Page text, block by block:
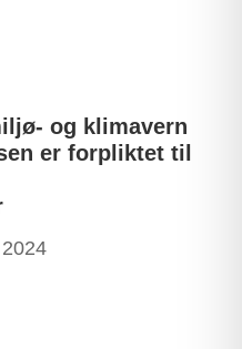
og klimavern
er forpliktet til